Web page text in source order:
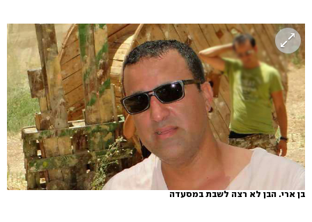
בן ארי. הבן לא רצה לשבת במסעדה